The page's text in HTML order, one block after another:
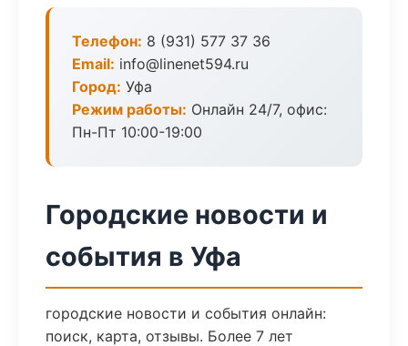
Телефон: 8 (931) 577 37 36
Email: info@linenet594.ru
Город: Уфа
Режим работы: Онлайн 24/7, офис:
Пн-Пт 10:00-19:00
Городские новости и
события в Уфа
городские новости и события онлайн:
поиск, карта, отзывы. Более 7 лет